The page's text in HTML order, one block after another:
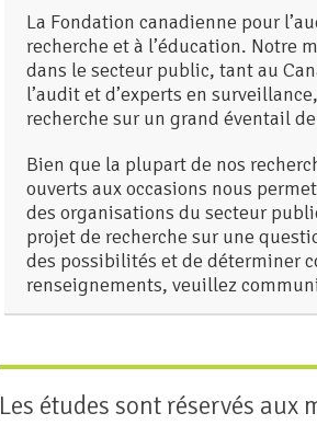
La Fondation canadienne pour
recherche et à l’éducation. Notre
dans le secteur public, tant au
l’audit et d’experts en
recherche sur un grand éventail
Bien que la plupart de nos
ouverts aux occasions nous
des organisations du secteur
projet de recherche sur une
des possibilités et de déterminer
renseignements, veuillez
Les études sont réservés aux